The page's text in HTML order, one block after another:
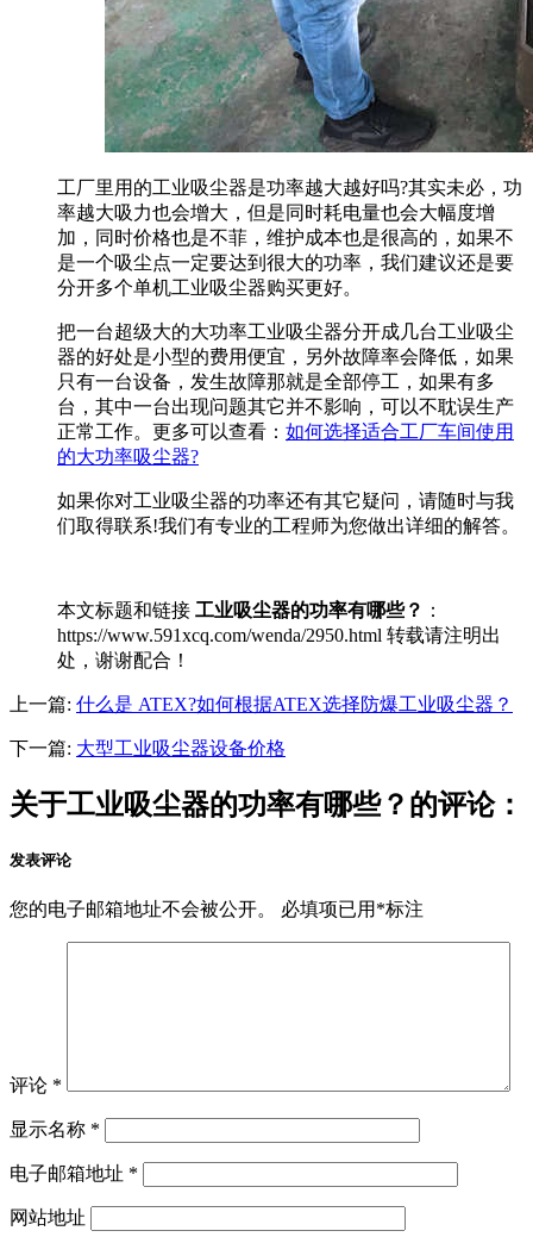
工厂里用的工业吸尘器是功率越大越好吗?其实未必，功
率越大吸力也会增大，但是同时耗电量也会大幅度增
加，同时价格也是不菲，维护成本也是很高的，如果不
是一个吸尘点一定要达到很大的功率，我们建议还是要
分开多个单机工业吸尘器购买更好。
把一台超级大的大功率工业吸尘器分开成几台工业吸尘
器的好处是小型的费用便宜，另外故障率会降低，如果
只有一台设备，发生故障那就是全部停工，如果有多
台，其中一台出现问题其它并不影响，可以不耽误生产
正常工作。更多可以查看： 如何选择适合工厂车间使用
的大功率吸尘器?
如果你对工业吸尘器的功率还有其它疑问，请随时与我
们取得联系!我们有专业的工程师为您做出详细的解答。
本文标题和链接 工业吸尘器的功率有哪些？ ：
https://www.591xcq.com/wenda/2950.html 转载请注明出
处，谢谢配合！
上一篇: 什么是 ATEX?如何根据ATEX选择防爆工业吸尘器？
下一篇: 大型工业吸尘器设备价格
关于工业吸尘器的功率有哪些？的评论：
发表评论
您的电子邮箱地址不会被公开。 必填项已用 *标注
评论 *
显示名称 *
电子邮箱地址 *
网站地址